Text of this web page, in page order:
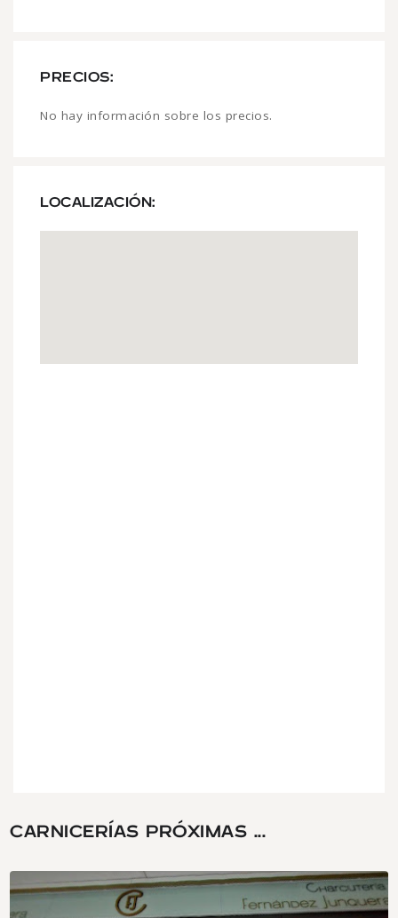
PRECIOS:
No hay información sobre los precios.
LOCALIZACIÓN:
CARNICERÍAS PRÓXIMAS ...